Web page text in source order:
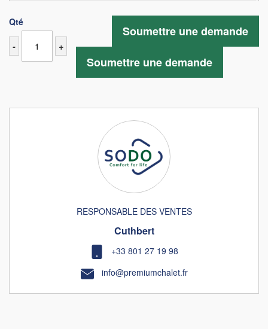
Qté
- +
Soumettre une demande
Soumettre une demande
RESPONSABLE DES VENTES
Cuthbert
+33 801 27 19 98
info@premiumchalet.fr